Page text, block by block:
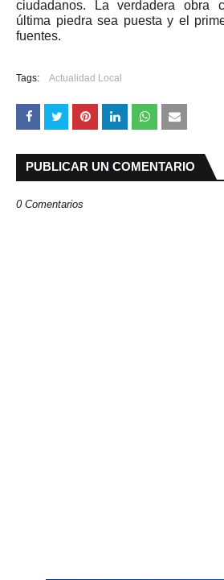
ciudadanos. La verdadera obra
última piedra sea puesta y el
fuentes.
Tags: Actualidad Local
PUBLICAR UN COMENTARIO
0 Comentarios